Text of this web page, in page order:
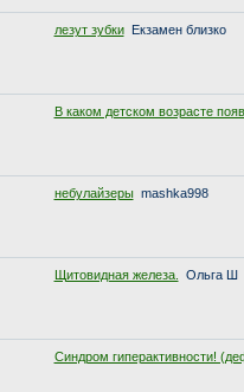
лезут зубки
Екзамен близко
В каком детском возрасте
небулайзеры mashka998
Щитовидная железа.
Ольга Ш
Синдром гиперактивности!